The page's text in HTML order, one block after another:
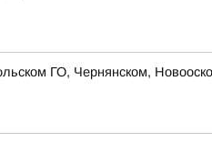
ГО, Чернянском,